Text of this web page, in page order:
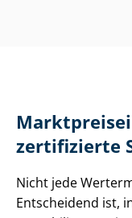
zertifizierte
Nicht jede
Entscheidend ist,